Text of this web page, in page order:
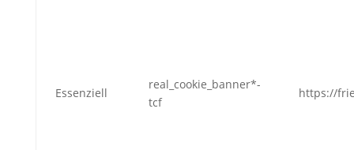
Essenziell
real_cookie_banner*-
tcf
https://